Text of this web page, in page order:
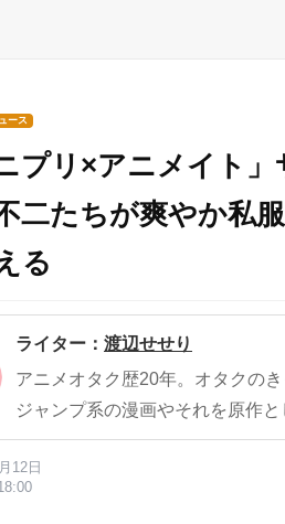
ース
プリ×アニメイト
二たちが爽やか私
る
ライター： 渡辺せせり
アニメオタク歴20年。オタクの
ジャンプ系の漫画やそれを原作と
12日